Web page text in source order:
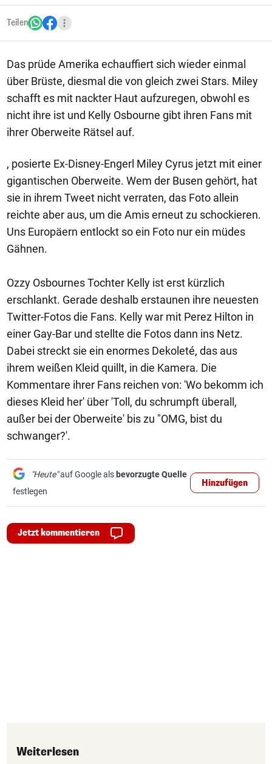
Teilen
Das prüde Amerika echauffiert sich wieder einmal
über Brüste, diesmal die von gleich zwei Stars. Miley
schafft es mit nackter Haut aufzuregen, obwohl es
nicht ihre ist und Kelly Osbourne gibt ihren Fans mit
ihrer Oberweite Rätsel auf.
, posierte Ex-Disney-Engerl Miley Cyrus jetzt mit einer
gigantischen Oberweite. Wem der Busen gehört, hat
sie in ihrem Tweet nicht verraten, das Foto allein
reichte aber aus, um die Amis erneut zu schockieren.
Uns Europäern entlockt so ein Foto nur ein müdes
Gähnen.
Ozzy Osbournes Tochter Kelly ist erst kürzlich
erschlankt. Gerade deshalb erstaunen ihre neuesten
Twitter-Fotos die Fans. Kelly war mit Perez Hilton in
einer Gay-Bar und stellte die Fotos dann ins Netz.
Dabei streckt sie ein enormes Dekoleté, das aus
ihrem weißen Kleid quillt, in die Kamera. Die
Kommentare ihrer Fans reichen von: 'Wo bekomm ich
dieses Kleid her' über 'Toll, du schrumpft überall,
außer bei der Oberweite' bis zu "OMG, bist du
schwanger?'.
"Heute"auf Google als bevorzugte Quelle
festlegen
Hinzufügen
Jetzt kommentieren
Weiterlesen